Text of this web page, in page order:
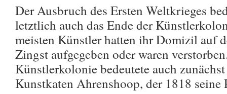
Der Ausbruch des Ersten Weltkrieges
letztlich auch das Ende der
meisten Künstler hatten ihr Domizil auf
Zingst aufgegeben oder waren
Künstlerkolonie bedeutete auch
Kunstkaten Ahrenshoop, der 1818 seine